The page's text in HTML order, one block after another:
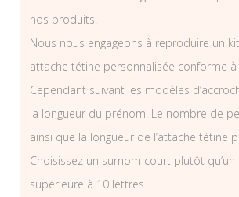
nos produits.
Nous nous engageons à reproduire un
attache tétine personnalisée conforme à
Cependant suivant les modèles
la longueur du prénom. Le nombre de
ainsi que la longueur de l’attache tétine
Choisissez un surnom court plutôt
supérieure à 10 lettres.